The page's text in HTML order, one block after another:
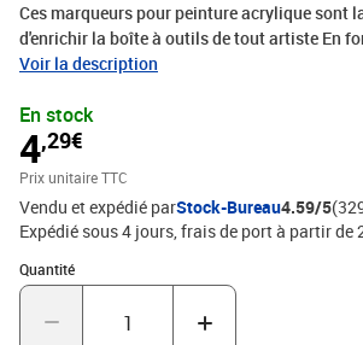
Ces marqueurs pour peinture acrylique sont
d'enrichir la boîte à outils de tout artiste En
stylo de peinture est plus facile à manipuler
pouvez appliquer la peinture directement sur
un débit régulier Précis et facile à appliquer, il
créativité spontanée La largeur d'écriture
tracés précis pour une multitude de motifs Il
réaliser des œuvres d'art de grandes
exécuter aussi bien que des cartes de vœux
créativité n'a plus aucune limite Un petit
peuvent être mélangées ou superposées Il est
d'utiliser le marqueur acrylique avec la
Voir la description
En stock
4,29€
Prix unitaire TTC
Vendu et expédié parStock-Bureau4.59/5
Expédié sous 4 jours, frais de port à partir de
Quantité
Quantité : 1